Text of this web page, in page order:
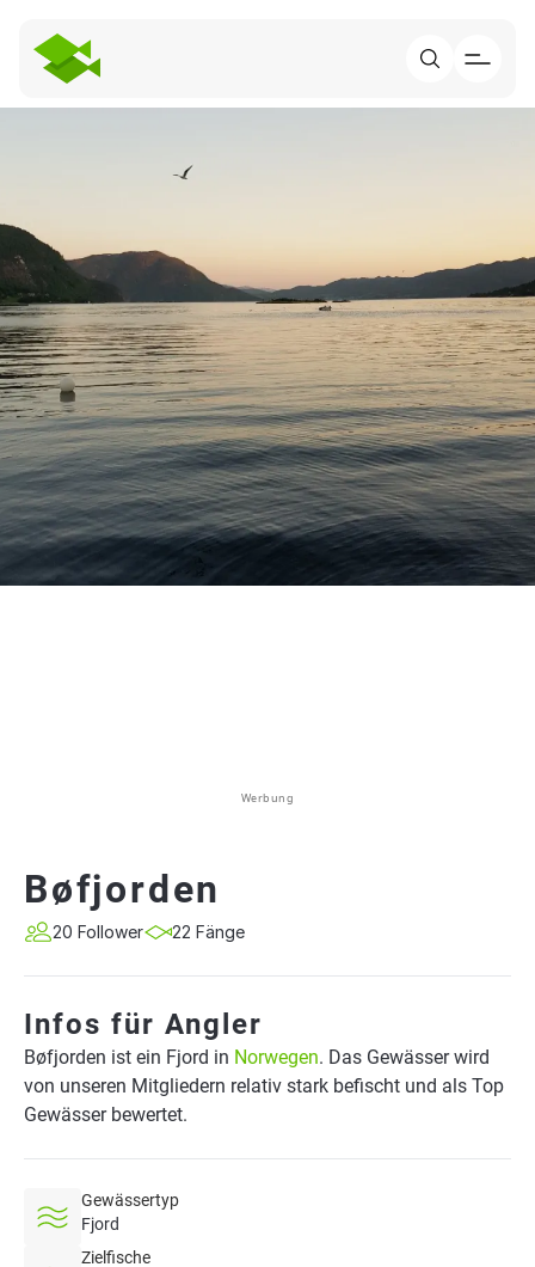
Werbung
Bøfjorden
20 Follower 22 Fänge
Infos für Angler
Bøfjorden ist ein Fjord in Norwegen. Das Gewässer wird
von unseren Mitgliedern relativ stark befischt und als Top
Gewässer bewertet.
Gewässertyp
Fjord
Zielfische